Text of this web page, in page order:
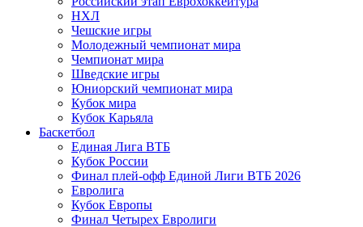
НХЛ
Чешские игры
Молодежный чемпионат мира
Чемпионат мира
Шведские игры
Юниорский чемпионат мира
Кубок мира
Кубок Карьяла
Баскетбол
Единая Лига ВТБ
Кубок России
Финал плей-офф Единой Лиги ВТБ 2026
Евролига
Кубок Европы
Финал Четырех Евролиги